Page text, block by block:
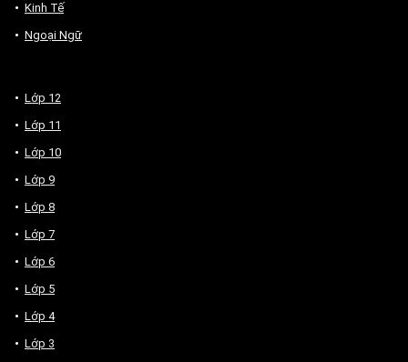
Kinh Tế
Ngoại Ngữ
Lớp 12
Lớp 11
Lớp 10
Lớp 9
Lớp 8
Lớp 7
Lớp 6
Lớp 5
Lớp 4
Lớp 3